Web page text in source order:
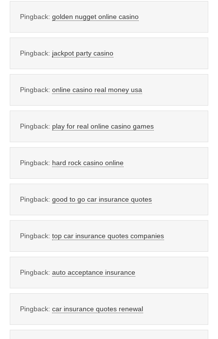
Pingback: golden nugget online casino
Pingback: jackpot party casino
Pingback: online casino real money usa
Pingback: play for real online casino games
Pingback: hard rock casino online
Pingback: good to go car insurance quotes
Pingback: top car insurance quotes companies
Pingback: auto acceptance insurance
Pingback: car insurance quotes renewal